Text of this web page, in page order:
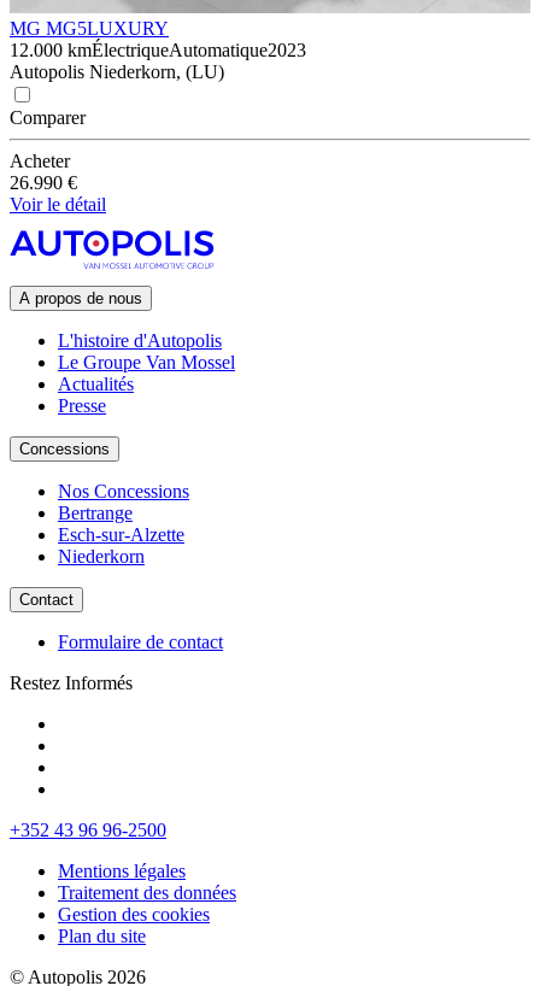
MG MG5LUXURY
12.000 kmÉlectriqueAutomatique2023
Autopolis Niederkorn, (LU)
Comparer
Acheter
26.990 €
Voir le détail
A propos de nous
L'histoire d'Autopolis
Le Groupe Van Mossel
Actualités
Presse
Concessions
Nos Concessions
Bertrange
Esch-sur-Alzette
Niederkorn
Contact
Formulaire de contact
Restez Informés
+352 43 96 96-2500
Mentions légales
Traitement des données
Gestion des cookies
Plan du site
© Autopolis 2026